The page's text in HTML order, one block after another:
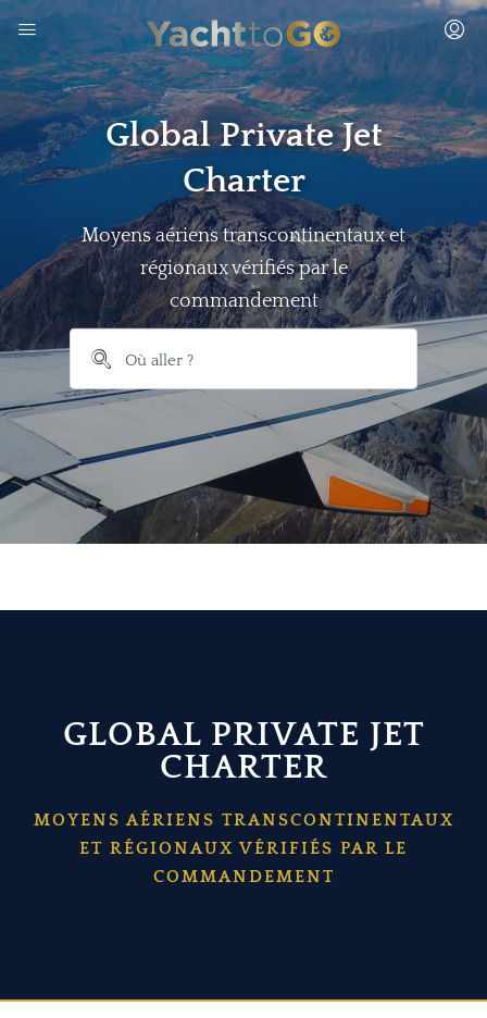
Global Private Jet
Charter
Moyens aériens transcontinentaux et
régionaux vérifiés par le
commandement
GLOBAL PRIVATE JET
CHARTER
MOYENS AÉRIENS TRANSCONTINENTAUX
ET RÉGIONAUX VÉRIFIÉS PAR LE
COMMANDEMENT